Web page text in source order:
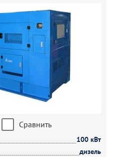
Сравнить
100 кВт
дизель